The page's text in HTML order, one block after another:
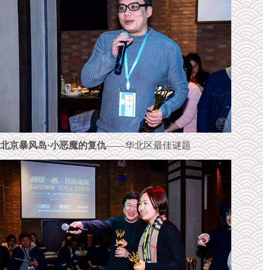
北京暴风岛·小恶魔的复仇——华北区最佳谜题